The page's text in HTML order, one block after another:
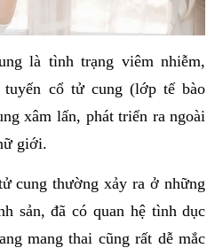
là tình trạng viêm nhiễm,
cổ tử cung (lớp tế bào
xâm lấn, phát triển ra ngoài
giới.
cung thường xảy ra ở những
sản, đã có quan hệ tình dục
mang thai cũng rất dễ mắc